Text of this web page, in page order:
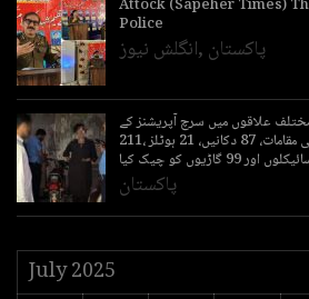
Attock (Sapeher Times)
Police
انگلش نیوز, پاکستان
علاقوں میں سرچ آپریشنز کے
دوران 431 افراد، 236 رہائشی مقامات، 87 دکانیں، 21 ہوٹلز ،211
اور 99 گاڑیوں کو چیک کیا
پاکستان
July 2025